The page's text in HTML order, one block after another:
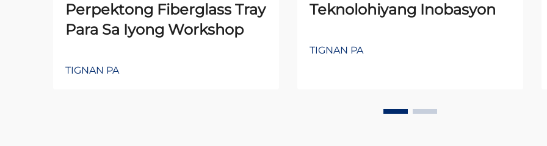
Perpektong Fiberglass Tray
Para Sa Iyong Workshop
TIGNAN PA
Teknolohiyang Inobasyon
TIGNAN PA